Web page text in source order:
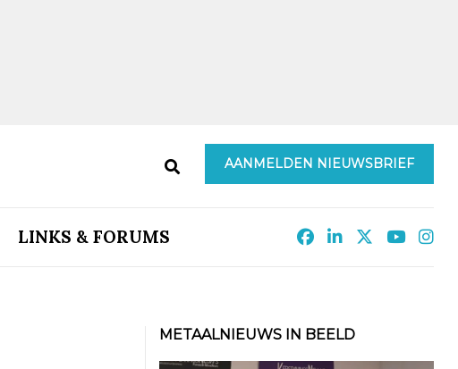
AANMELDEN NIEUWSBRIEF
LINKS & FORUMS
METAALNIEUWS IN BEELD